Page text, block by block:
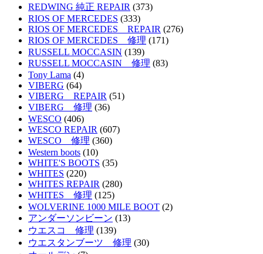
REDWING 純正 REPAIR (373)
RIOS OF MERCEDES (333)
RIOS OF MERCEDES REPAIR (276)
RIOS OF MERCEDES 修理 (171)
RUSSELL MOCCASIN (139)
RUSSELL MOCCASIN 修理 (83)
Tony Lama (4)
VIBERG (64)
VIBERG REPAIR (51)
VIBERG 修理 (36)
WESCO (406)
WESCO REPAIR (607)
WESCO 修理 (360)
Western boots (10)
WHITE'S BOOTS (35)
WHITES (220)
WHITES REPAIR (280)
WHITES 修理 (125)
WOLVERINE 1000 MILE BOOT (2)
アンダーソンビーン (13)
ウエスコ 修理 (139)
ウエスタンブーツ 修理 (30)